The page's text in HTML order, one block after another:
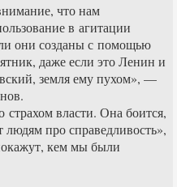
что нам
в агитации
они созданы с помощью
даже если это Ленин и
земля ему пухом», —
страхом власти. Она боится,
про справедливость»,
кем мы были